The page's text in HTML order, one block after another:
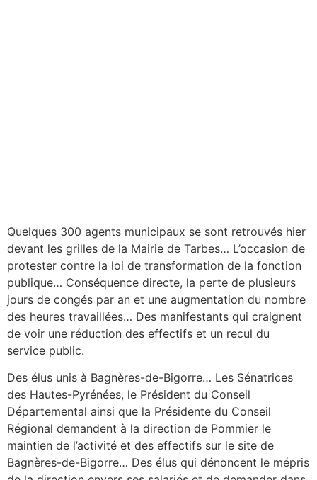
Quelques 300 agents municipaux se sont retrouvés hier
devant les grilles de la Mairie de Tarbes… L’occasion de
protester contre la loi de transformation de la fonction
publique… Conséquence directe, la perte de plusieurs
jours de congés par an et une augmentation du nombre
des heures travaillées… Des manifestants qui craignent
de voir une réduction des effectifs et un recul du
service public.
Des élus unis à Bagnères-de-Bigorre… Les Sénatrices
des Hautes-Pyrénées, le Président du Conseil
Départemental ainsi que la Présidente du Conseil
Régional demandent à la direction de Pommier le
maintien de l’activité et des effectifs sur le site de
Bagnères-de-Bigorre… Des élus qui dénoncent le mépris